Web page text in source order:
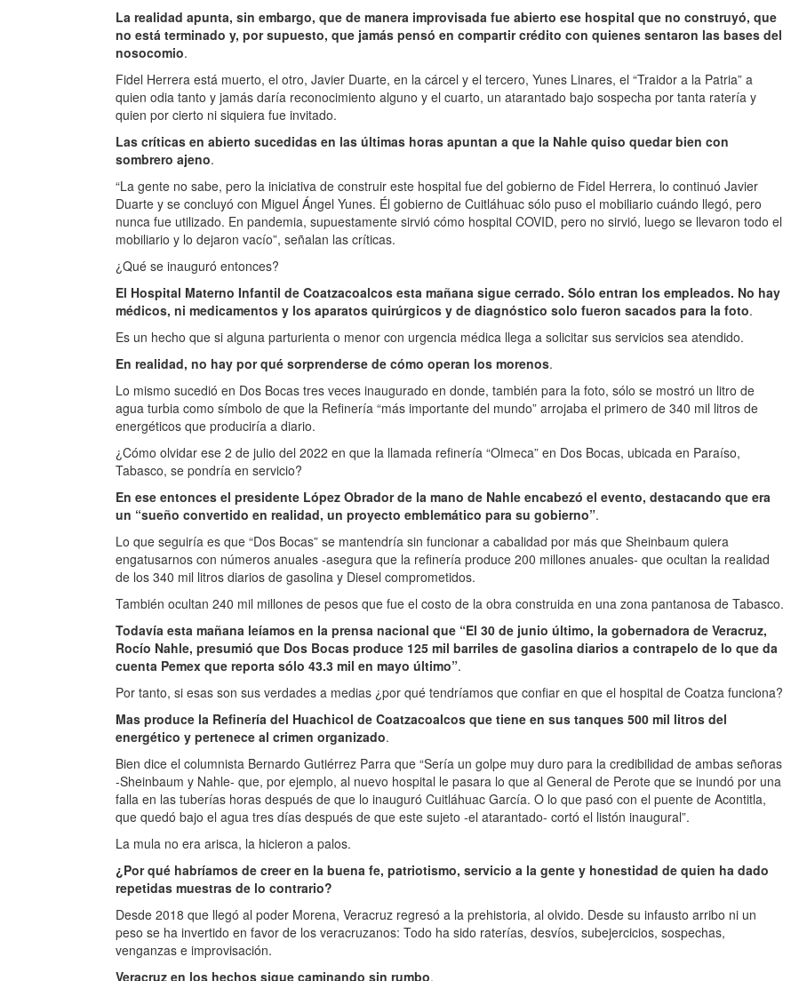
La realidad apunta, sin embargo, que de manera improvisada fue abierto ese hospital que no construyó, que
no está terminado y, por supuesto, que jamás pensó en compartir crédito con quienes sentaron las bases del
nosocomio.
Fidel Herrera está muerto, el otro, Javier Duarte, en la cárcel y el tercero, Yunes Linares, el “Traidor a la Patria” a
quien odia tanto y jamás daría reconocimiento alguno y el cuarto, un atarantado bajo sospecha por tanta ratería y
quien por cierto ni siquiera fue invitado.
Las críticas en abierto sucedidas en las últimas horas apuntan a que la Nahle quiso quedar bien con
sombrero ajeno.
“La gente no sabe, pero la iniciativa de construir este hospital fue del gobierno de Fidel Herrera, lo continuó Javier
Duarte y se concluyó con Miguel Ángel Yunes. Él gobierno de Cuitláhuac sólo puso el mobiliario cuándo llegó, pero
nunca fue utilizado. En pandemia, supuestamente sirvió cómo hospital COVID, pero no sirvió, luego se llevaron todo el
mobiliario y lo dejaron vacío”, señalan las críticas.
¿Qué se inauguró entonces?
El Hospital Materno Infantil de Coatzacoalcos esta mañana sigue cerrado. Sólo entran los empleados. No hay
médicos, ni medicamentos y los aparatos quirúrgicos y de diagnóstico solo fueron sacados para la foto.
Es un hecho que si alguna parturienta o menor con urgencia médica llega a solicitar sus servicios sea atendido.
En realidad, no hay por qué sorprenderse de cómo operan los morenos.
Lo mismo sucedió en Dos Bocas tres veces inaugurado en donde, también para la foto, sólo se mostró un litro de
agua turbia como símbolo de que la Refinería “más importante del mundo” arrojaba el primero de 340 mil litros de
energéticos que produciría a diario.
¿Cómo olvidar ese 2 de julio del 2022 en que la llamada refinería “Olmeca” en Dos Bocas, ubicada en Paraíso,
Tabasco, se pondría en servicio?
En ese entonces el presidente López Obrador de la mano de Nahle encabezó el evento, destacando que era
un “sueño convertido en realidad, un proyecto emblemático para su gobierno”.
Lo que seguiría es que “Dos Bocas” se mantendría sin funcionar a cabalidad por más que Sheinbaum quiera
engatusarnos con números anuales -asegura que la refinería produce 200 millones anuales- que ocultan la realidad
de los 340 mil litros diarios de gasolina y Diesel comprometidos.
También ocultan 240 mil millones de pesos que fue el costo de la obra construida en una zona pantanosa de Tabasco.
Todavía esta mañana leíamos en la prensa nacional que “El 30 de junio último, la gobernadora de Veracruz,
Rocío Nahle, presumió que Dos Bocas produce 125 mil barriles de gasolina diarios a contrapelo de lo que da
cuenta Pemex que reporta sólo 43.3 mil en mayo último”.
Por tanto, si esas son sus verdades a medias ¿por qué tendríamos que confiar en que el hospital de Coatza funciona?
Mas produce la Refinería del Huachicol de Coatzacoalcos que tiene en sus tanques 500 mil litros del
energético y pertenece al crimen organizado.
Bien dice el columnista Bernardo Gutiérrez Parra que “Sería un golpe muy duro para la credibilidad de ambas señoras
-Sheinbaum y Nahle- que, por ejemplo, al nuevo hospital le pasara lo que al General de Perote que se inundó por una
falla en las tuberías horas después de que lo inauguró Cuitláhuac García. O lo que pasó con el puente de Acontitla,
que quedó bajo el agua tres días después de que este sujeto -el atarantado- cortó el listón inaugural”.
La mula no era arisca, la hicieron a palos.
¿Por qué habríamos de creer en la buena fe, patriotismo, servicio a la gente y honestidad de quien ha dado
repetidas muestras de lo contrario?
Desde 2018 que llegó al poder Morena, Veracruz regresó a la prehistoria, al olvido. Desde su infausto arribo ni un
peso se ha invertido en favor de los veracruzanos: Todo ha sido raterías, desvíos, subejercicios, sospechas,
venganzas e improvisación.
Veracruz en los hechos sigue caminando sin rumbo.